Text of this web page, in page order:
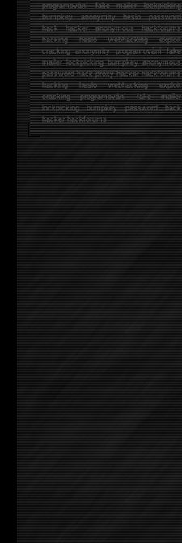
programování fake mailer lockpicking
bumpkey anonymity heslo password
hackhacker anonymous hackforums
hackingheslo webhacking exploit
cracking anonymity programování fake
mailer lockpicking bumpkey anonymous
password hack proxy hacker hackforums
hacking heslo webhacking exploit
cracking programování fake mailer
lockpicking bumpkey password hack
hackerhackforums